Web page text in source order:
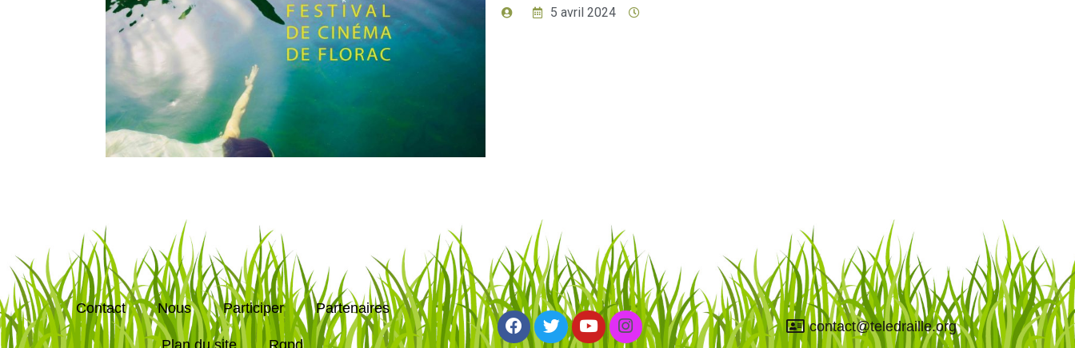
5 avril 2024
Contact Nous Participer Partenaires
contact@teledraille.org